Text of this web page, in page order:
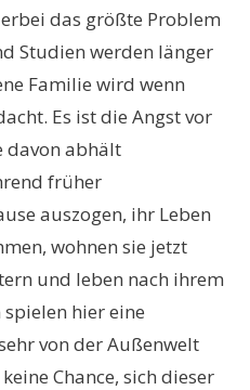
das größte Problem
Studien werden länger
Familie wird wenn
Es ist die Angst vor
davon abhält
früher
auszogen, ihr Leben
wohnen sie jetzt
und leben nach ihrem
spielen hier eine
von der Außenwelt
Chance, sich dieser